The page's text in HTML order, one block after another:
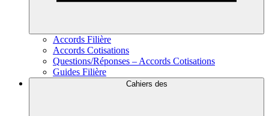
Accords Filière
Accords Cotisations
Questions/Réponses – Accords Cotisations
Guides Filière
Cahiers des